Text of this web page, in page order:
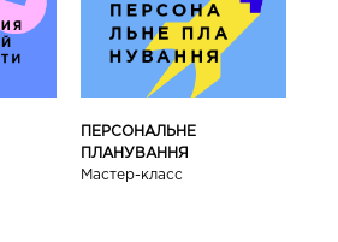
ПЕРСОНАЛЬНЕ
ПЛАНУВАННЯ
Мастер-класс